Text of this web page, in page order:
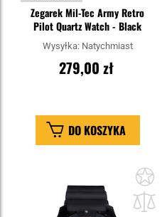
Zegarek Mil-Tec Army Retro
Pilot Quartz Watch - Black
Wysyłka: Natychmiast
279,00 zł
DO KOSZYKA
do